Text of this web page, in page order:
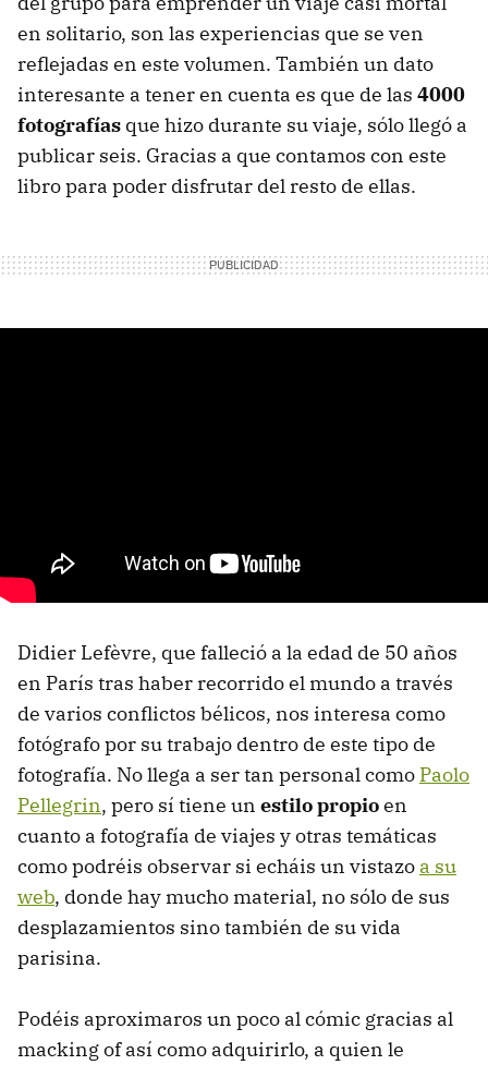
en solitario, son las experiencias que se ven
reflejadas en este volumen. También un dato
interesante a tener en cuenta es que de las 4000
fotografías que hizo durante su viaje, sólo llegó a
publicar seis. Gracias a que contamos con este
libro para poder disfrutar del resto de ellas.
Didier Lefèvre, que falleció a la edad de 50 años
en París tras haber recorrido el mundo a través
de varios conflictos bélicos, nos interesa como
fotógrafo por su trabajo dentro de este tipo de
fotografía. No llega a ser tan personal como Paolo
Pellegrin, pero sí tiene un estilo propioen
cuanto a fotografía de viajes y otras temáticas
como podréis observar si echáis un vistazo a su
web, donde hay mucho material, no sólo de sus
desplazamientos sino también de su vida
parisina.
Podéis aproximaros un poco al cómic gracias al
macking of así como adquirirlo, a quien le